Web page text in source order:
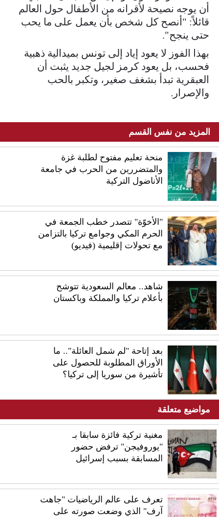
أن يوجه نصيحة لأقرانه من الأطفال حول العالم
قائلاً: "أنصح كل شخص بأن يعمل على ما يحب
حتى ينجح".
بهذا الفوز لا يعود إياد إلى تونس بميدالية ذهبية
فحسب، بل يعود كرمز لجيل جديد يثبت أن
العبقرية تبدأ بشغف صغير، وتكبر بالحب
والإصرار.
المزيد من نفس القسم
منحة تعليم مفتوح لطلبة غزة
والمتضررين من الحرب في جامعة
الأناضول التركية
"الأخوّة" تتصدر خطب الجمعة في
الحرم المكي وجوامع تركيا بالتزامن
مع تحولات إقليمية (فيديو)
شاهد.. معالم السعودية تتوشح
بأعلام تركيا والمملكة وباكستان
بعد إتاحة "لم شمل العائلة".. ما
الأوراق المطلوبة للحصول على
تأشيرة من سوريا إلى تركيا؟
مواضيع متعلقة
مغنية تركية فائزة سابقا بـ
"يوروفيجن" ترفض حضور
المسابقة بسبب إسرائيل
تعرف على عالم الرياضيات "جاهت
آرف" الذي وضعت صورته على